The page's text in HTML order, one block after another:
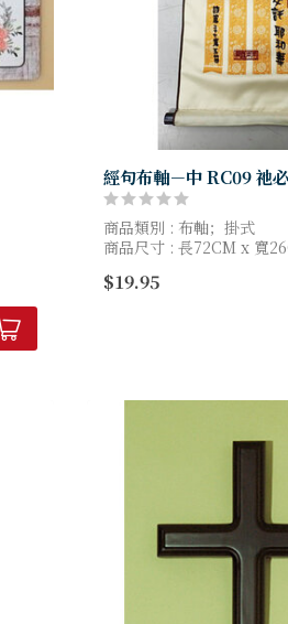
經句布軸－中 RC09 祂
商品類別 : 布軸；掛式
商品尺寸 : 長72CM x 寬
$19.95